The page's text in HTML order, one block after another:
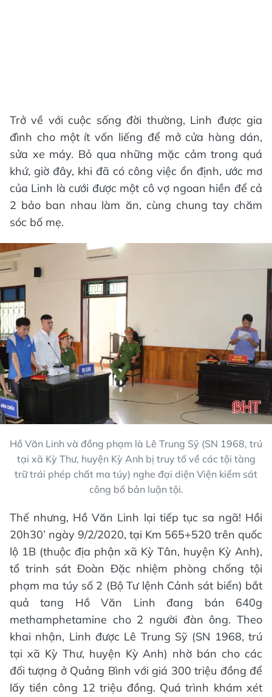
Trở về với cuộc sống đời thường, Linh được gia
đình cho một ít vốn liếng để mở cửa hàng dán,
sửa xe máy. Bỏ qua những mặc cảm trong quá
khứ, giờ đây, khi đã có công việc ổn định, ước mơ
của Linh là cưới được một cô vợ ngoan hiền để cả
2 bảo ban nhau làm ăn, cùng chung tay chăm
sóc bố mẹ.
Hồ Văn Linh và đồng phạm là Lê Trung Sỹ (SN 1968, trú
tại xã Kỳ Thư, huyện Kỳ Anh bị truy tố về các tội tàng
trữ trái phép chất ma túy) nghe đại diện Viện kiểm sát
công bố bản luận tội.
Thế nhưng, Hồ Văn Linh lại tiếp tục sa ngã! Hồi
20h30’ ngày 9/2/2020, tại Km 565+520 trên quốc
lộ 1B (thuộc địa phận xã Kỳ Tân, huyện Kỳ Anh),
tổ trinh sát Đoàn Đặc nhiệm phòng chống tội
phạm ma túy số 2 (Bộ Tư lệnh Cảnh sát biển) bắt
quả tang Hồ Văn Linh đang bán 640g
methamphetamine cho 2 người đàn ông. Theo
khai nhận, Linh được Lê Trung Sỹ (SN 1968, trú
tại xã Kỳ Thư, huyện Kỳ Anh) nhờ bán cho các
đối tượng ở Quảng Bình với giá 300 triệu đồng để
lấy tiền công 12 triệu đồng. Quá trình khám xét